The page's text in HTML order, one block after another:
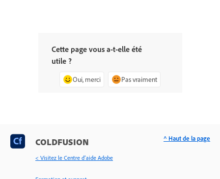
Cette page vous a-t-elle été
utile ?
Oui, merci Pas vraiment
COLDFUSION
< Visitez le Centre d’aide Adobe
^ Haut de la page